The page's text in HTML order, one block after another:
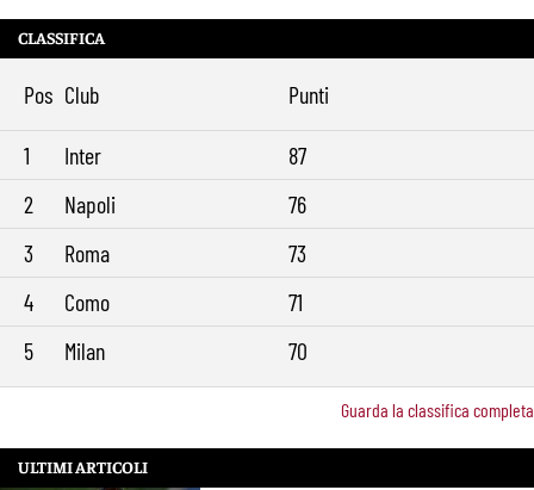
CLASSIFICA
Pos Club Punti
1 Inter
87
2
Napoli
76
3
Roma
73
4
Como
71
5
Milan 70
Guarda la classifica completa
ULTIMI ARTICOLI